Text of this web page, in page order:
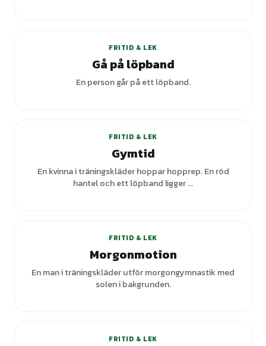
FRITID & LEK
Gå på löpband
En person går på ett löpband.
FRITID & LEK
Gymtid
En kvinna i träningskläder hoppar hopprep. En röd
hantel och ett löpband ligger ...
FRITID & LEK
Morgonmotion
En man i träningskläder utför morgongymnastik med
solen i bakgrunden.
FRITID & LEK